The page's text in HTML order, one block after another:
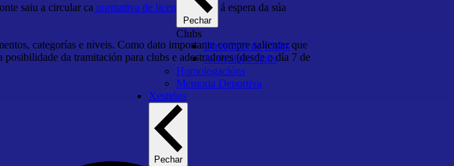
Pechar
Clubs
Directorio de Clubs
Actividade clubs
Homologacións
Memoria Deportiva
Xestións
Pechar
saiu a circular ca normativa de licencias 2023
á espera da súa
categorías e niveis. Como dato importante compre salientar que
da tramitación para clubs e adestradores (desde o día 7 de